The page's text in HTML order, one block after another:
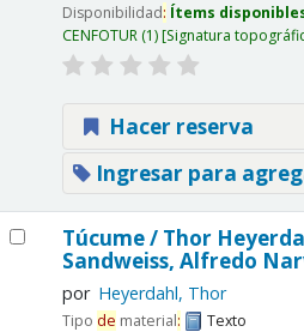
Disponibilidad: Ítems
CENFOTUR(1) Signatura
Hacer reserva
Ingresar para
Túcume / Thor
Sandweiss, Alfredo
por Heyerdahl, Thor
Tipo de material:
Texto